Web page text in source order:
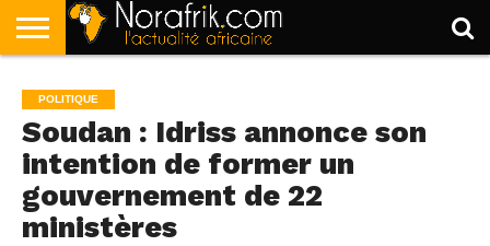
POLITIQUE
SOCIÉTÉ
ECONOMIE
SPORT
LIFESTYLE
POLITIQUE
Soudan : Idriss annonce son
intention de former un
gouvernement de 22
ministères